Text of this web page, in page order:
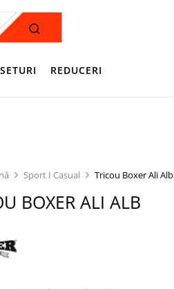
SETURI REDUCERI
Sport I Casual Tricou Boxer Ali Alb
BOXER ALI ALB